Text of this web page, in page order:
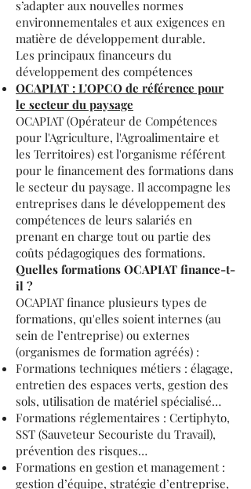
s’adapter aux nouvelles normes
environnementales et aux exigences en
matière de développement durable.
Les principaux financeurs du
développement des compétences
OCAPIAT : L'OPCO de référence pour
le secteur du paysage
OCAPIAT (Opérateur de Compétences
pour l'Agriculture, l'Agroalimentaire et
les Territoires) est l'organisme référent
pour le financement des formations dans
le secteur du paysage. Il accompagne les
entreprises dans le développement des
compétences de leurs salariés en
prenant en charge tout ou partie des
coûts pédagogiques des formations.
Quelles formations OCAPIAT finance-t-
il ?
OCAPIAT finance plusieurs types de
formations, qu'elles soient internes (au
sein de l’entreprise) ou externes
(organismes de formation agréés) :
Formations techniques métiers : élagage,
entretien des espaces verts, gestion des
sols, utilisation de matériel spécialisé…
Formations réglementaires : Certiphyto,
SST (Sauveteur Secouriste du Travail),
prévention des risques…
Formations en gestion et management :
gestion d’équipe, stratégie d’entreprise,